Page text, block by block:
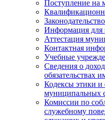
Поступление на
Законодательство
Информация для
Аттестация
Контактная
Учебные
Сведения о
обязательствах
Кодексы этики и
муниципальных
Комиссии по
служебному